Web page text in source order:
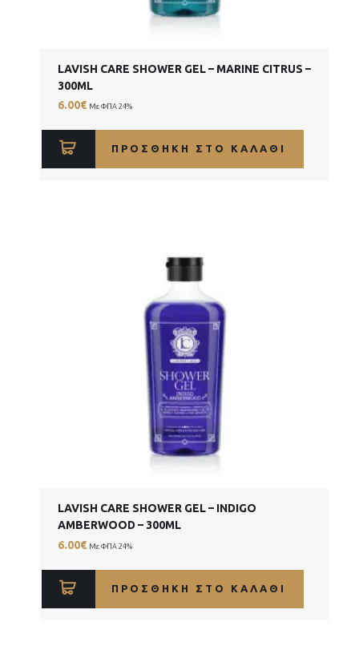
LAVISH CARE SHOWER GEL – MARINE CITRUS –
300ML
6.00€ Με ΦΠΑ 24%
ΠΡΟΣΘΉΚΗ ΣΤΟ ΚΑΛΆΘΙ
LAVISH CARE SHOWER GEL – INDIGO
AMBERWOOD – 300ML
6.00€ Με ΦΠΑ 24%
ΠΡΟΣΘΉΚΗ ΣΤΟ ΚΑΛΆΘΙ